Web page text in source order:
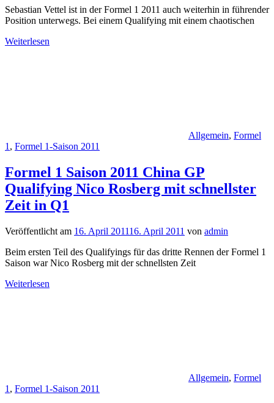
Sebastian Vettel ist in der Formel 1 2011 auch weiterhin in führender
Position unterwegs. Bei einem Qualifying mit einem chaotischen
Weiterlesen
Allgemein, Formel
1 , Formel 1-Saison 2011
Formel 1 Saison 2011 China GP
Qualifying Nico Rosberg mit schnellster
Zeit in Q1
Veröffentlicht am 16. April 201116. April 2011 von admin
Beim ersten Teil des Qualifyings für das dritte Rennen der Formel 1
Saison war Nico Rosberg mit der schnellsten Zeit
Weiterlesen
Allgemein, Formel
1 , Formel 1-Saison 2011